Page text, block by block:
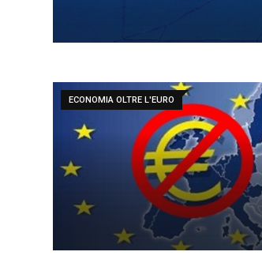
ECONOMIA OLTRE L'EURO